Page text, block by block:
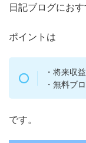
日記ブログにお
ポイントは
・将来収
・無料ブ
です。